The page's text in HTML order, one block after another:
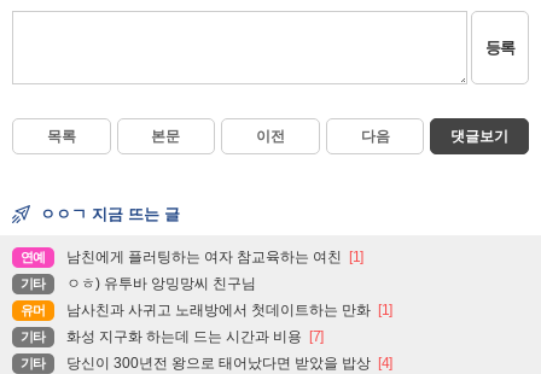
등록
목록 본문 이전 다음 댓글보기
ㅇㅇㄱ 지금 뜨는 글
연예 남친에게 플러팅하는 여자 참교육하는 여친 [1]
기타 ㅇㅎ) 유투바 앙밍망씨 친구님
유머 남사친과 사귀고 노래방에서 첫데이트하는 만화 [1]
기타 화성 지구화 하는데 드는 시간과 비용 [7]
기타 당신이 300년전 왕으로 태어났다면 받았을 밥상 [4]